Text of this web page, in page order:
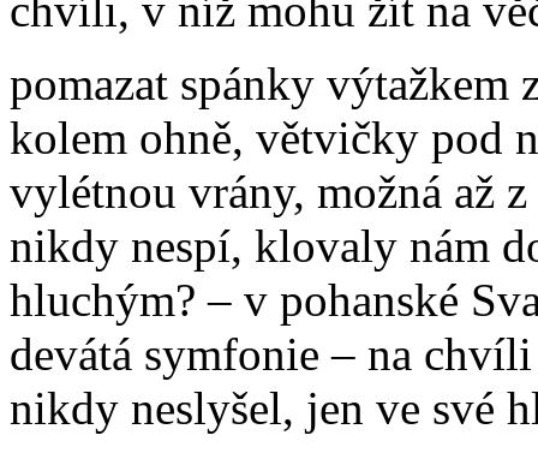
pomazat spánky výtažkem
kolem ohně, větvičky pod
vylétnou vrány, možná až
nikdy nespí, klovaly nám
hluchým? – v pohanské
devátá symfonie – na
nikdy neslyšel, jen ve své